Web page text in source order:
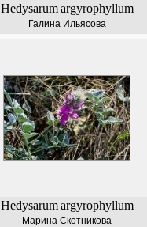
Hedysarum argyrophyllum
Галина Ильясова
Hedysarum argyrophyllum
Марина Скотникова